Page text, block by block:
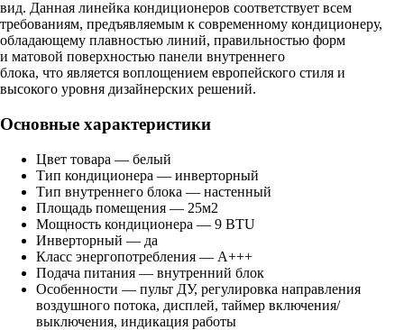
вид. Данная линейка кондиционеров соответствует всем
требованиям, предъявляемым к современному кондиционеру,
обладающему плавностью линий, правильностью форм
и матовой поверхностью панели внутреннего
блока, что является воплощением европейского стиля и
высокого уровня дизайнерских решений.
Основные характеристики
Цвет товара — белый
Тип кондиционера — инверторный
Тип внутреннего блока — настенный
Площадь помещения — 25м2
Мощность кондиционера — 9 BTU
Инверторный — да
Класс энергопотребления — A+++
Подача питания — внутренний блок
Особенности — пульт ДУ, регулировка направления
воздушного потока, дисплей, таймер включения/
выключения, индикация работы